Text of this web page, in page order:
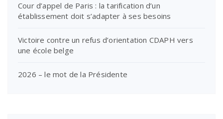
Cour d’appel de Paris : la tarification d’un
établissement doit s’adapter à ses besoins
Victoire contre un refus d’orientation CDAPH vers
une école belge
2026 – le mot de la Présidente